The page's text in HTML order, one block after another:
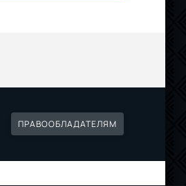
ПРАВООБЛАДАТЕЛЯМ